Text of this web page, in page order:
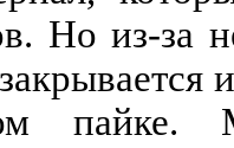
Но из-за
закрывается